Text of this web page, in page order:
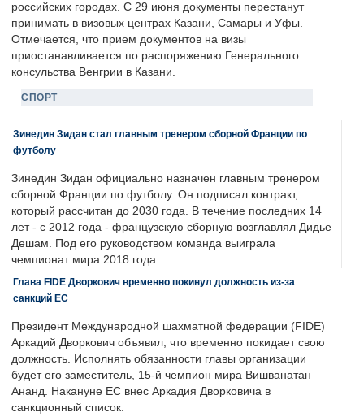
российских городах. С 29 июня документы перестанут
принимать в визовых центрах Казани, Самары и Уфы.
Отмечается, что прием документов на визы
приостанавливается по распоряжению Генерального
консульства Венгрии в Казани.
СПОРТ
Зинедин Зидан стал главным тренером сборной Франции по
футболу
Зинедин Зидан официально назначен главным тренером
сборной Франции по футболу. Он подписал контракт,
который рассчитан до 2030 года. В течение последних 14
лет - с 2012 года - французскую сборную возглавлял Дидье
Дешам. Под его руководством команда выиграла
чемпионат мира 2018 года.
Глава FIDE Дворкович временно покинул должность из-за
санкций ЕС
Президент Международной шахматной федерации (FIDE)
Аркадий Дворкович объявил, что временно покидает свою
должность. Исполнять обязанности главы организации
будет его заместитель, 15-й чемпион мира Вишванатан
Ананд. Накануне ЕС внес Аркадия Дворковича в
санкционный список.